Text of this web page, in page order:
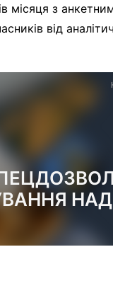
місяця з
від